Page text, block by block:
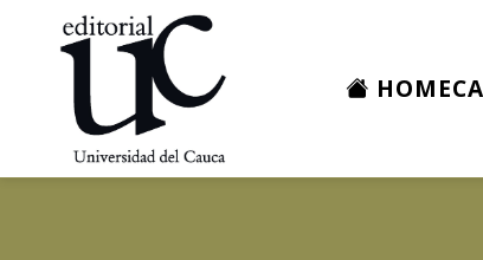
HOME